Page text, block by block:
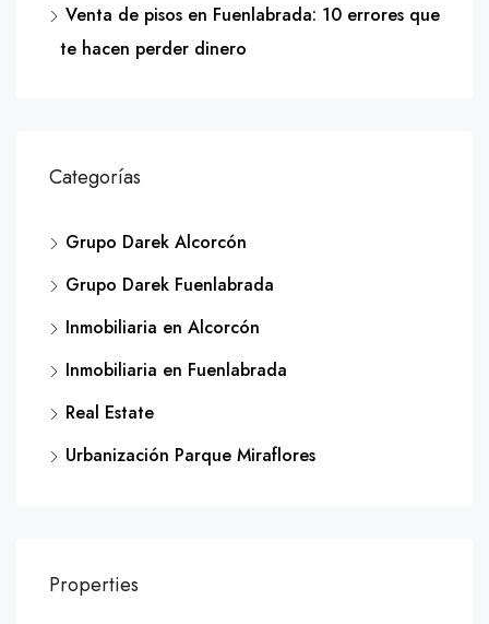
Venta de pisos en Fuenlabrada: 10 errores que
te hacen perder dinero
Categorías
Grupo Darek Alcorcón
Grupo Darek Fuenlabrada
Inmobiliaria en Alcorcón
Inmobiliaria en Fuenlabrada
Real Estate
Urbanización Parque Miraflores
Properties